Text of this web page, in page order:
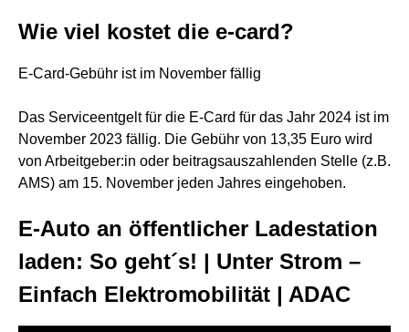
Wie viel kostet die e-card?
E-Card-Gebühr ist im November fällig
Das Serviceentgelt für die E-Card für das Jahr 2024 ist im
November 2023 fällig. Die Gebühr von 13,35 Euro wird
von Arbeitgeber:in oder beitragsauszahlenden Stelle (z.B.
AMS) am 15. November jeden Jahres eingehoben.
E-Auto an öffentlicher Ladestation
laden: So geht´s! | Unter Strom –
Einfach Elektromobilität | ADAC